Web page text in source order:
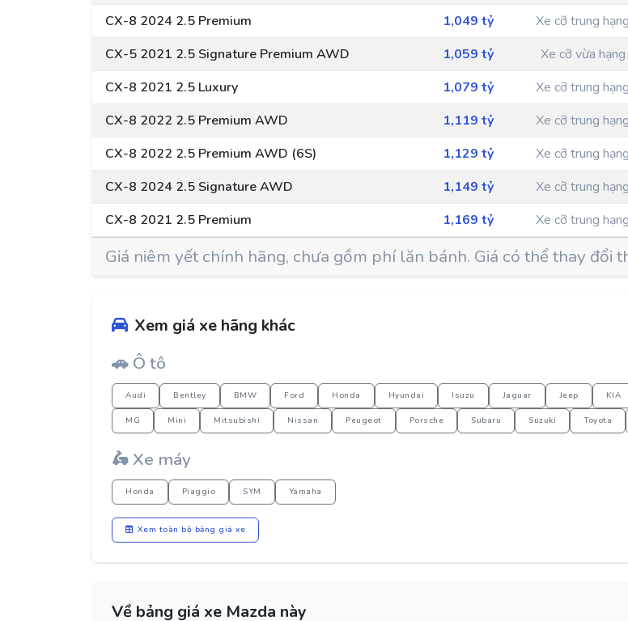
CX-8 2024 2.5 Premium
1,049 tỷ Xe cỡ trung
CX-5 2021 2.5 Signature Premium AWD
1,059 tỷ Xe cỡ vừa hạng
CX-8 2021 2.5 Luxury
1,079 tỷ Xe cỡ trung
CX-8 2022 2.5 Premium AWD
1,119 tỷ Xe cỡ trung
CX-8 2022 2.5 Premium AWD (6S)
1,129 tỷ Xe cỡ trung
CX-8 2024 2.5 Signature AWD
1,149 tỷ Xe cỡ trung
CX-8 2021 2.5 Premium
1,169 tỷ Xe cỡ trung
Giá niêm yết chính hãng, chưa gồm phí lăn bánh. Giá có thể thay đổi
Xem giá xe hãng khác
🚗 Ô tô
Audi Bentley BMW Ford Honda Hyundai Isuzu Jaguar Jeep KIA
MG Mini Mitsubishi Nissan Peugeot Porsche Subaru Suzuki Toyota
🛵 Xe máy
Honda Piaggio SYM Yamaha
Xem toàn bộ bảng giá xe
Về bảng giá xe Mazda này